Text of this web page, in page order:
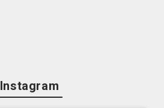
Instagram